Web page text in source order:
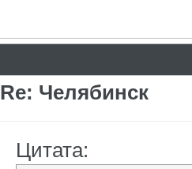
Re: Челябинск
Цитата: